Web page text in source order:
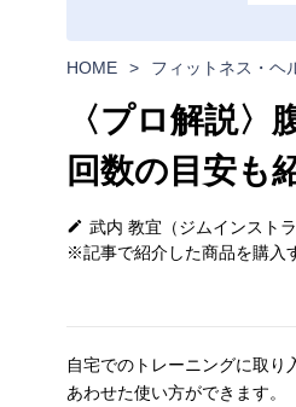
HOME > フィットネス・ヘ
〈プロ解説
回数の目安も
武内 教宜（ジムインストラ
※記事で紹介した商品を購入
自宅でのトレーニングに取り
あわせた使い方ができます。